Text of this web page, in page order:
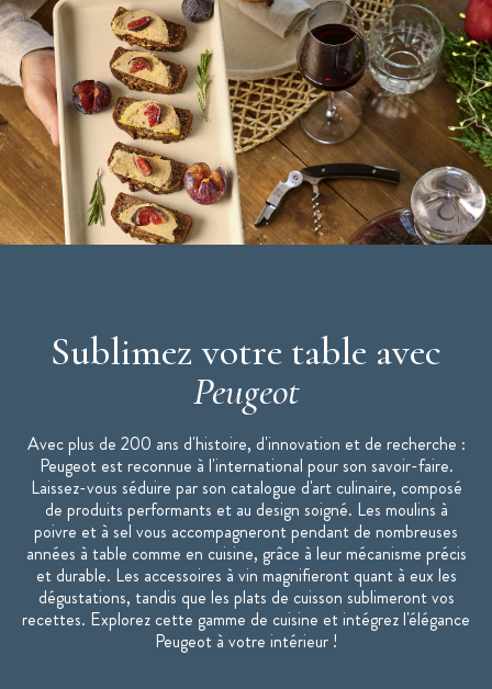
technique, mais aussi la fabrication. Depuis leur terre franc-
comtoise, les moulins Peugeot sont exportés à travers le monde
vers plus de 80 pays !
Caractéristiques Moulin à Sel Bistro:
Moulin à Sel vendu à l'unité
Hauteur :10 cm
Associé auMoulin à Poivre Bistro 10 cm Blanc Mat Peugeot
Gamme : Bistro
Matériel : Bois de Hêtre
Couleur : Blanc Mat
3 autres finitions possibles, en 10 cm :Chocolat, Bois
Naturel etNoir Mat
Existe en coffret : Duo Moulin à Poivre et à Sel Bistro 10 cm
Peugeot -Chocolat et Naturelou Noir et Blanc
"Moulins Peugeot : la référence de la cuisine."
Sublimez votre table avec
Peugeot
Avec plus de 200 ans d'histoire, d'innovation et de recherche :
Peugeot est reconnue à l'international pour son savoir-faire.
Laissez-vous séduire par son catalogue d'art culinaire, composé
de produits performants et au design soigné. Les moulins à
poivre et à sel vous accompagneront pendant de nombreuses
années à table comme en cuisine, grâce à leur mécanisme précis
et durable. Les accessoires à vin magnifieront quant à eux les
dégustations, tandis que les plats de cuisson sublimeront vos
recettes. Explorez cette gamme de cuisine et intégrez l'élégance
Peugeot à votre intérieur !